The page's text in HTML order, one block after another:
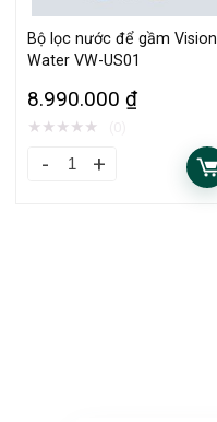
Bộ lọc nước để gầm Vision
Water VW-US01
8.990.000₫
★ ★ ★ ★ ★